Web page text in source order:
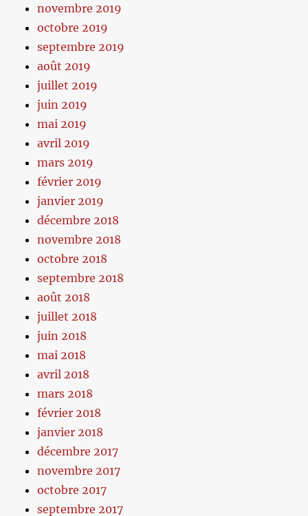
novembre 2019
octobre 2019
septembre 2019
août 2019
juillet 2019
juin 2019
mai 2019
avril 2019
mars 2019
février 2019
janvier 2019
décembre 2018
novembre 2018
octobre 2018
septembre 2018
août 2018
juillet 2018
juin 2018
mai 2018
avril 2018
mars 2018
février 2018
janvier 2018
décembre 2017
novembre 2017
octobre 2017
septembre 2017